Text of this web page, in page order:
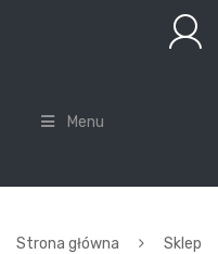
Menu
Strona główna Sklep